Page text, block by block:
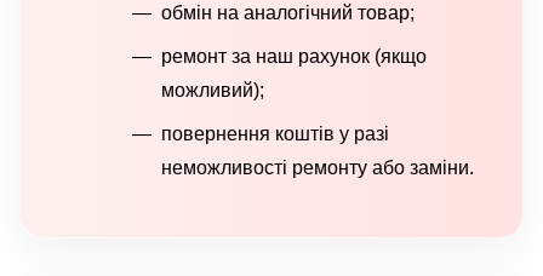
обмін на аналогічний товар;
ремонт за наш рахунок (якщо
можливий);
повернення коштів у разі
неможливості ремонту або заміни.